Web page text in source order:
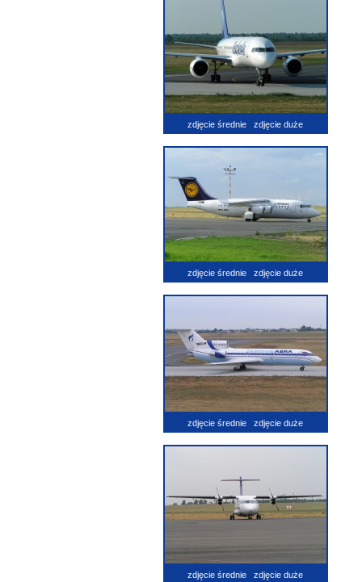
zdjęcie średnie zdjęcie duże
zdjęcie średnie zdjęcie duże
zdjęcie średnie zdjęcie duże
zdjęcie średnie zdjęcie duże